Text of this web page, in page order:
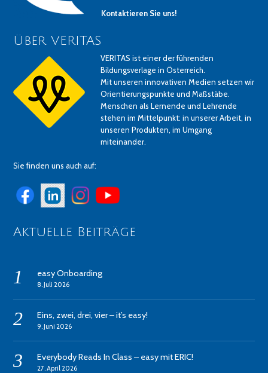
Kontaktieren Sie uns!
Über VERITAS
VERITAS ist einer der führenden
Bildungsverlage in Österreich.
Mit unseren innovativen Medien setzen wir
Orientierungspunkte und Maßstäbe.
Menschen als Lernende und Lehrende
stehen im Mittelpunkt: in unserer Arbeit, in
unseren Produkten, im Umgang
miteinander.
Sie finden uns auch auf:
Aktuelle Beiträge
easy Onboarding
8. Juli 2026
Eins, zwei, drei, vier – it’s easy!
9. Juni 2026
Everybody Reads In Class – easy mit ERIC!
27. April 2026